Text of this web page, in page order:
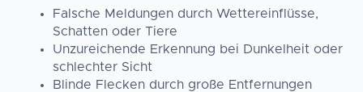
Falsche Meldungen durch Wettereinflüsse,
Schatten oder Tiere
Unzureichende Erkennung bei Dunkelheit oder
schlechter Sicht
Blinde Flecken durch große Entfernungen